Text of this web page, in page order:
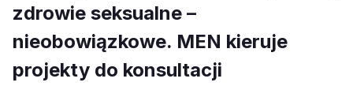
zdrowie seksualne –
nieobowiązkowe. MEN kieruje
projekty do konsultacji